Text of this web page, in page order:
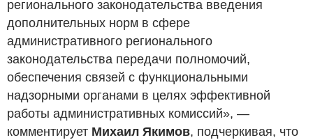
регионального законодательства введения
дополнительных норм в сфере
административного регионального
законодательства передачи полномочий,
обеспечения связей с функциональными
надзорными органами в целях эффективной
работы административных комиссий», —
комментирует Михаил Якимов, подчеркивая, что